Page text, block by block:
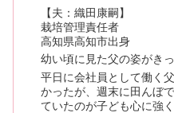
【夫：織田康嗣】
栽培管理責任者
高知県高知市出身
幼い頃に見た父の姿がき
平日に会社員として働く
かったが、週末に田んぼ
ていたのが子ども心に強